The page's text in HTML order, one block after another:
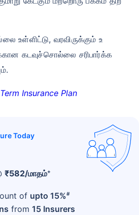
உள்ளிட்டு, வரவிருக்கும் உ
கடவுச்சொல்லை சரிபார்க்க
Insurance Plan
Today
₹582/மாதம்+
of upto 15%#
from 15 Insurers